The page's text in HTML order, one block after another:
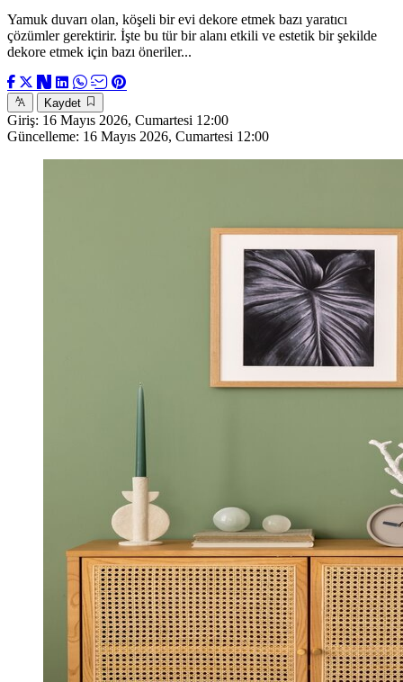
Yamuk duvarı olan, köşeli bir evi dekore etmek bazı yaratıcı
çözümler gerektirir. İşte bu tür bir alanı etkili ve estetik bir şekilde
dekore etmek için bazı öneriler...
Kaydet
Giriş: 16 Mayıs 2026, Cumartesi 12:00
Güncelleme: 16 Mayıs 2026, Cumartesi 12:00